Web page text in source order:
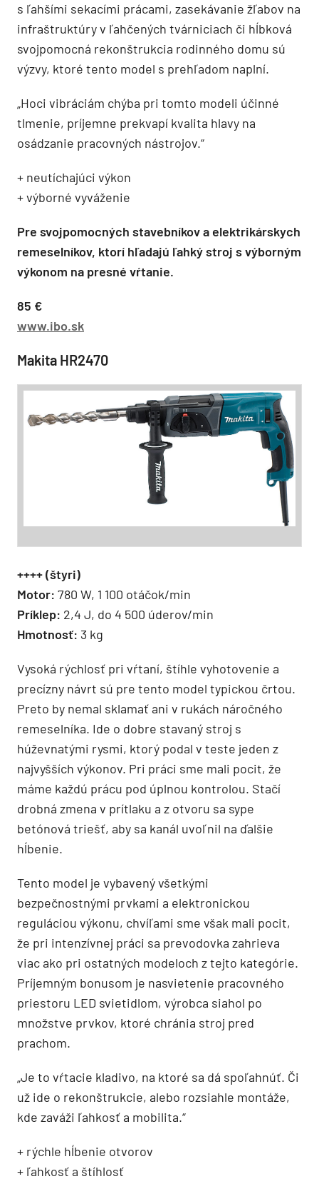
s ľahšími sekacími prácami, zasekávanie žľabov na
infraštruktúry v ľahčených tvárniciach či hĺbková
svojpomocná rekonštrukcia rodinného domu sú
výzvy, ktoré tento model s prehľadom naplní.
„Hoci vibráciám chýba pri tomto modeli účinné
tlmenie, príjemne prekvapí kvalita hlavy na
osádzanie pracovných nástrojov.“
+ neutíchajúci výkon
+ výborné vyváženie
Pre svojpomocných stavebníkov a elektrikárskych
remeselníkov, ktorí hľadajú ľahký stroj s výborným
výkonom na presné vŕtanie.
85 €
www.ibo.sk
Makita HR2470
++++ (štyri)
Motor: 780 W, 1 100 otáčok/min
Príklep: 2,4 J, do 4 500 úderov/min
Hmotnosť: 3 kg
Vysoká rýchlosť pri vŕtaní, štíhle vyhotovenie a
precízny návrt sú pre tento model typickou črtou.
Preto by nemal sklamať ani v rukách náročného
remeselníka. Ide o dobre stavaný stroj s
húževnatými rysmi, ktorý podal v teste jeden z
najvyšších výkonov. Pri práci sme mali pocit, že
máme každú prácu pod úplnou kontrolou. Stačí
drobná zmena v prítlaku a z otvoru sa sype
betónová triešť, aby sa kanál uvoľnil na ďalšie
hĺbenie.
Tento model je vybavený všetkými
bezpečnostnými prvkami a elektronickou
reguláciou výkonu, chvíľami sme však mali pocit,
že pri intenzívnej práci sa prevodovka zahrieva
viac ako pri ostatných modeloch z tejto kategórie.
Príjemným bonusom je nasvietenie pracovného
priestoru LED svietidlom, výrobca siahol po
množstve prvkov, ktoré chránia stroj pred
prachom.
„Je to vŕtacie kladivo, na ktoré sa dá spoľahnúť. Či
už ide o rekonštrukcie, alebo rozsiahle montáže,
kde zaváži ľahkosť a mobilita.“
+ rýchle hĺbenie otvorov
+ ľahkosť a štíhlosť